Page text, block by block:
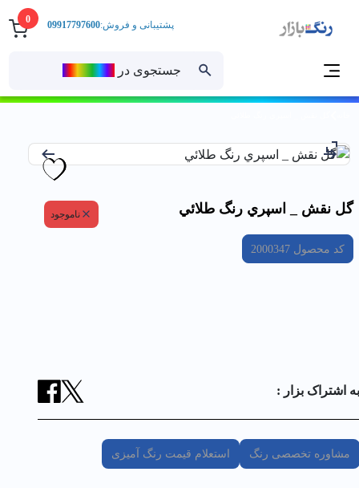
0
جستجوی در
پشتیبانی و فروش:09917797600
گل نقش _ اسپري رنگ طلائي ناموجود
کد محصول2000347
به اشتراک بزار :
مشاوره تخصصی رنگ استعلام قیمت رنگ آمیزی